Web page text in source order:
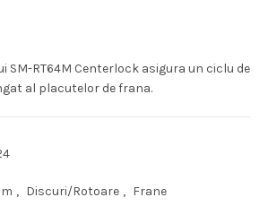
SM-RT64M Centerlock asigura un ciclu de
al placutelor de frana.
, Discuri/Rotoare , Frane